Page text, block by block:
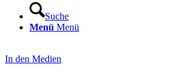
Suche
Menü Menü
In den Medien